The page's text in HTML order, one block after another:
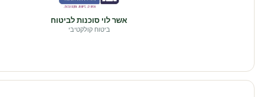
אשר לוי סוכנות לביטוח
ביטוח קולקטיבי